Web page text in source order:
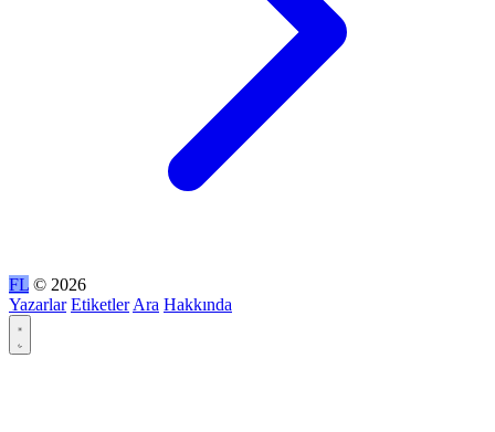
FL © 2026
Yazarlar Etiketler Ara Hakkında